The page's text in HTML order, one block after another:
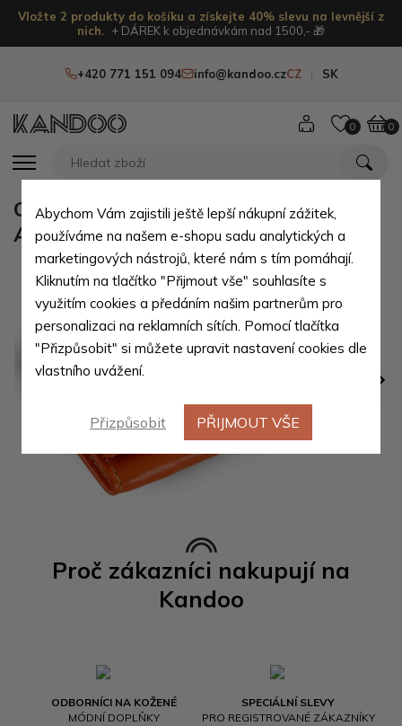
Vložte 2 produkty do košíku a získejte 40% slevu na levnější z
nich.
+ DÁREK k objednávkám nad 1500,- 🎁
+420 771 151 094 info@kandoo.czCZ SK
0 0
Proč zákazníci nakupují na
Kandoo
ODBORNÍCI NA KOŽENÉ
MÓDNÍ DOPLŇKY
SPECIÁLNÍ SLEVY
PRO REGISTROVANÉ ZÁKAZNÍKY
Oranžová kožená mini peněženka
Athena
Abychom Vám zajistili ještě lepší nákupní zážitek,
používáme na našem e-shopu sadu analytických a
marketingových nástrojů, které nám s tím pomáhají.
Kliknutím na tlačítko "Přijmout vše" souhlasíte s
využitím cookies a předáním našim partnerům pro
personalizaci na reklamních sítích. Pomocí tlačítka
"Přizpůsobit" si můžete upravit nastavení cookies dle
vlastního uvážení.
Přizpůsobit PŘIJMOUT VŠE